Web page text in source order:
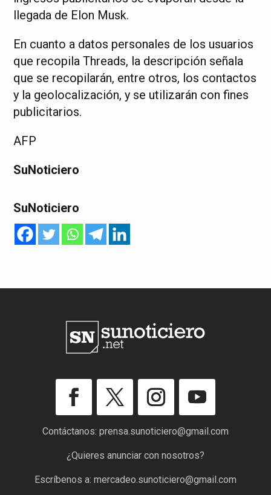
llegada de Elon Musk.
En cuanto a datos personales de los usuarios
que recopila Threads, la descripción señala
que se recopilarán, entre otros, los contactos
y la geolocalización, y se utilizarán con fines
publicitarios.
AFP
SuNoticiero
SuNoticiero
Contáctanos: prensa.sunoticiero@gmail.com
¿Quieres anunciar con nosotros?
Escríbenos a: mercadeo.sunoticiero@gmail.com